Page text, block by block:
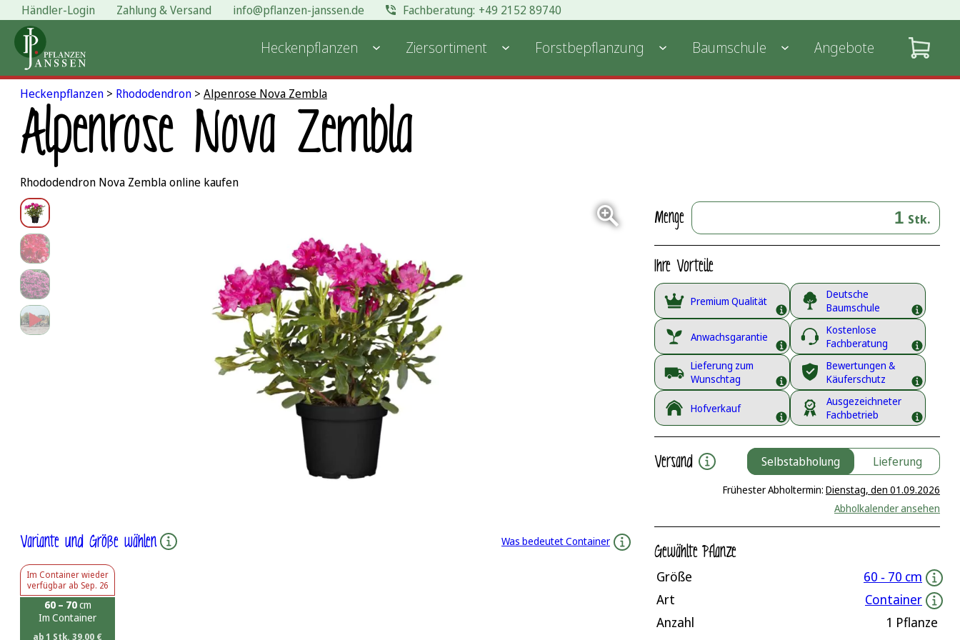
Zum
Inhalt
springen
Händler-Login Zahlung & Versand info@pflanzen-janssen.de +49 2152 89740
Heckenpflanzen Ziersortiment Forstbepflanzung Baumschule Angebote
Heckenpflanzen > Rhododendron > Alpenrose Nova Zembla
Alpenrose Nova Zembla
Rhododendron Nova Zembla online kaufen
Variante und Größe wählen Was bedeutet Container
Im Containerwieder
verfügbar ab Sep. 26
60 – 70cm
Im Container
ab 1 Stk. 39,00 €
Menge Stk.
Ihre Vorteile
Premium Qualität
Deutsche
Baumschule
Anwachsgarantie
Kostenlose
Fachberatung
Lieferung zum
Wunschtag
Bewertungen &
Käuferschutz
Hofverkauf
Ausgezeichneter
Fachbetrieb
Versand Selbstabholung Lieferung
Frühester Abholtermin: Dienstag, den 01.09.2026
Abholkalender ansehen
Gewählte Pflanze
Größe
60 ‐ 70 cm
Art
Container
Anzahl
1 Pflanze